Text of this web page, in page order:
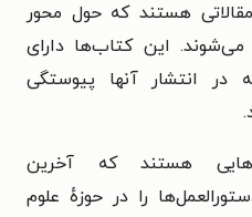
هستند که حول محور
این کتاب‌ها دارای
انتشار آنها پیوستگی
هستند که آخرین
را در حوزهٔ علوم